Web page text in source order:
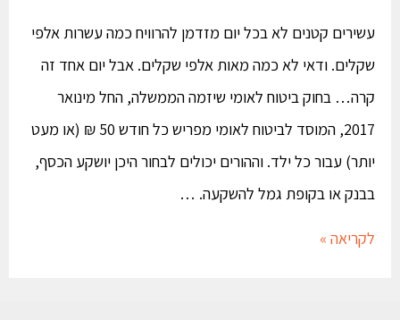
עשירים קטנים לא בכל יום מזדמן להרוויח כמה עשרות אלפי
שקלים. ודאי לא כמה מאות אלפי שקלים. אבל יום אחד זה
קרה… בחוק ביטוח לאומי שיזמה הממשלה, החל מינואר
2017, המוסד לביטוח לאומי מפריש כל חודש 50 ₪ (או מעט
יותר) עבור כל ילד. וההורים יכולים לבחור היכן יושקע הכסף,
בבנק או בקופת גמל להשקעה. …
לקריאה »